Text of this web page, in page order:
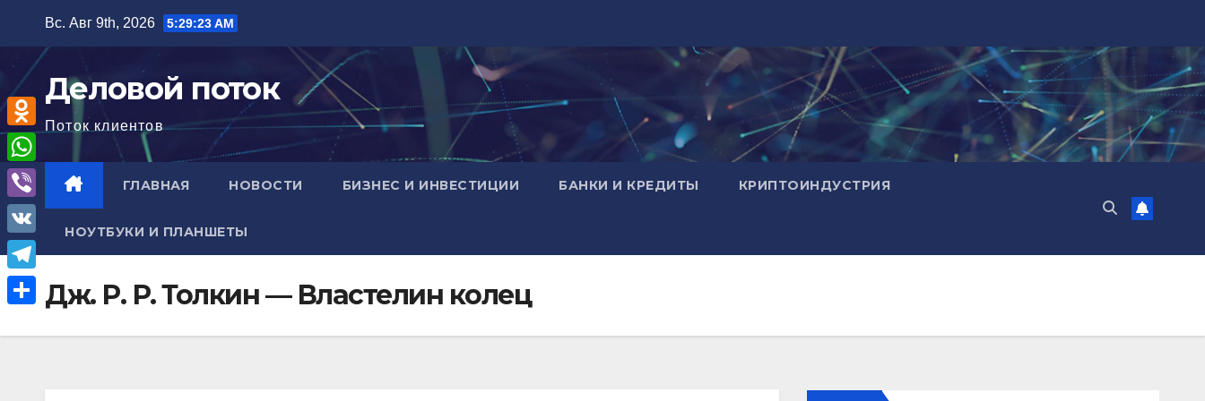
содержимому
Вс. Авг 9th, 2026 5:29:24 AM
Деловой поток
Поток клиентов
ГЛАВНАЯ НОВОСТИ БИЗНЕС И ИНВЕСТИЦИИ БАНКИ И КРЕДИТЫ КРИПТОИНДУСТРИЯ
НОУТБУКИ И ПЛАНШЕТЫ
Дж. Р. Р. Толкин — Властелин колец
O
d
n
o
k
l
s
W
h
a
s
V
i
b
e
V
K
T
l